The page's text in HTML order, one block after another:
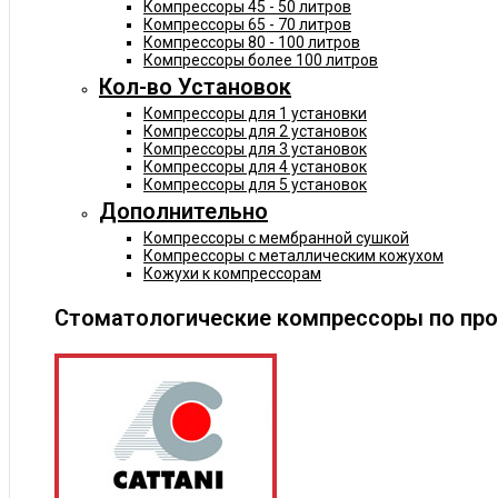
Компрессоры 45 - 50 литров
Компрессоры 65 - 70 литров
Компрессоры 80 - 100 литров
Компрессоры более 100 литров
Кол-во Установок
Компрессоры для 1 установки
Компрессоры для 2 установок
Компрессоры для 3 установок
Компрессоры для 4 установок
Компрессоры для 5 установок
Дополнительно
Компрессоры с мембранной сушкой
Компрессоры с металлическим кожухом
Кожухи к компрессорам
Стоматологические компрессоры по